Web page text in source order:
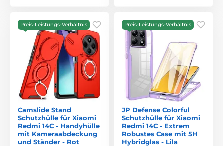
Preis-Leistungs-Verhältnis
Camslide Stand
Schutzhülle für Xiaomi
Redmi 14C - Handyhülle
mit Kameraabdeckung
und Ständer - Rot
Preis-Leistungs-Verhältnis
JP Defense Colorful
Schutzhülle für Xiaomi
Redmi 14C - Extrem
Robustes Case mit 5H
Hybridglas - Lila